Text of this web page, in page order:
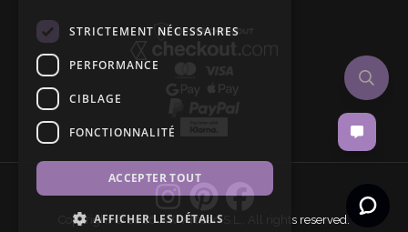
Copyright © 2026 AW Artisan S.L,. All rights reserved.
STRICTEMENT NÉCESSAIRES
PERFORMANCE
CIBLAGE
FONCTIONNALITÉ
ACCEPTER TOUT
AFFICHER LES DÉTAILS